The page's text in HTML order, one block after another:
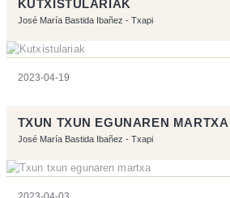
KUTXISTULARIAK
José María Bastida Ibañez - Txapi
2023-04-19
TXUN TXUN EGUNAREN MARTXA
José María Bastida Ibañez - Txapi